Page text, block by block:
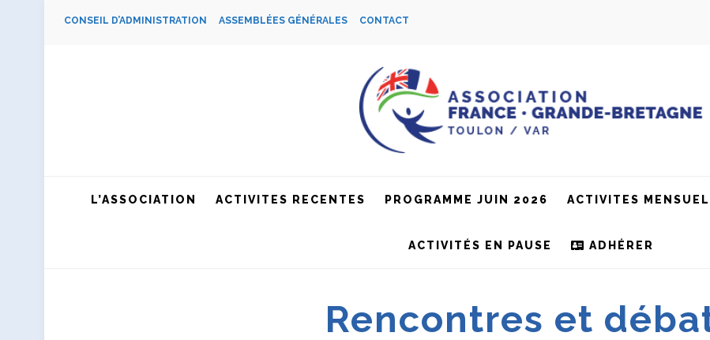
CONSEIL D’ADMINISTRATION ASSEMBLÉES GÉNÉRALES CONTACT
L’ASSOCIATION ACTIVITES RECENTES PROGRAMME JUIN 2026 ACTIVITES
ACTIVITÉS EN PAUSE ADHÉRER
Rencontres et